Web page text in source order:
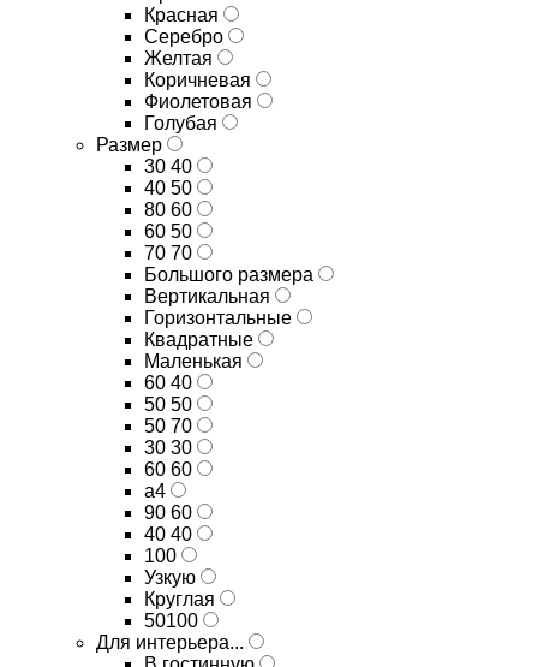
Красная
Серебро
Желтая
Коричневая
Фиолетовая
Голубая
Размер
30 40
40 50
80 60
60 50
70 70
Большого размера
Вертикальная
Горизонтальные
Квадратные
Маленькая
60 40
50 50
50 70
30 30
60 60
а4
90 60
40 40
100
Узкую
Круглая
50100
Для интерьера...